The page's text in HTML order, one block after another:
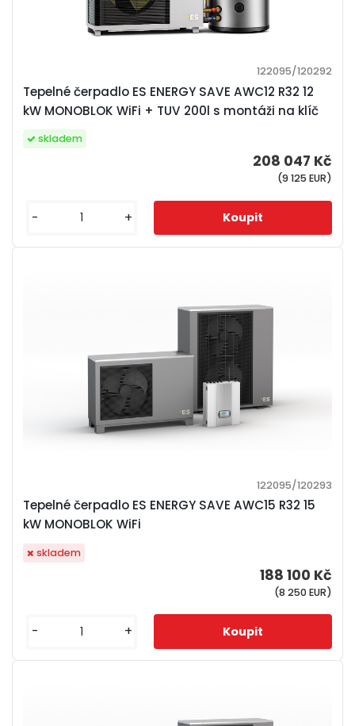
Tepelné čerpadlo ES ENERGY SAVE AWC12 R32 12
kW MONOBLOK WiFi + TUV 200l s montáži na klíč
122095/120292
208 047 Kč
(9 125 EUR)
skladem
- +
Tepelné čerpadlo ES ENERGY SAVE AWC15 R32 15
kW MONOBLOK WiFi
122095/120293
188 100 Kč
(8 250 EUR)
skladem
- +